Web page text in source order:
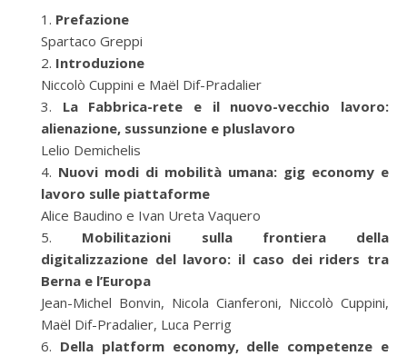
Prefazione
Spartaco Greppi
Introduzione
Niccolò Cuppini e Maël Dif-Pradalier
La Fabbrica-rete e il nuovo-vecchio lavoro:
alienazione, sussunzione e pluslavoro
Lelio Demichelis
Nuovi modi di mobilità umana: gig economy e
lavoro sulle piattaforme
Alice Baudino e Ivan Ureta Vaquero
Mobilitazioni sulla frontiera della
digitalizzazione del lavoro: il caso dei riders tra
Berna e l’Europa
Jean-Michel Bonvin, Nicola Cianferoni, Niccolò Cuppini,
Maël Dif-Pradalier, Luca Perrig
Della platform economy, delle competenze e